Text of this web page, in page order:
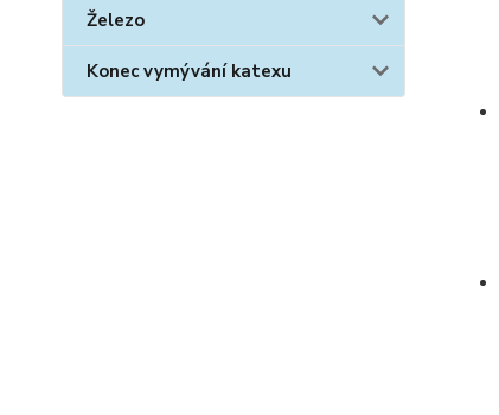
Železo
Konec vymývání katexu